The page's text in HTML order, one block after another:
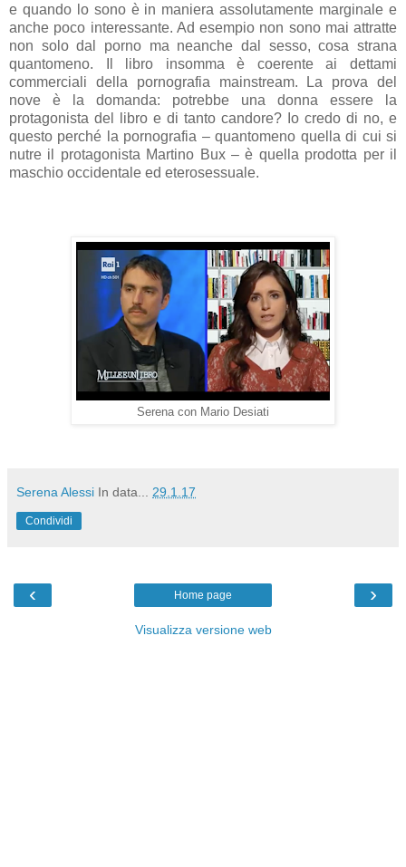
e quando lo sono è in maniera assolutamente marginale e
anche poco interessante. Ad esempio non sono mai attratte
non solo dal porno ma neanche dal sesso, cosa strana
quantomeno. Il libro insomma è coerente ai dettami
commerciali della pornografia mainstream. La prova del
nove è la domanda: potrebbe una donna essere la
protagonista del libro e di tanto candore? Io credo di no, e
questo perché la pornografia – quantomeno quella di cui si
nutre il protagonista Martino Bux – è quella prodotta per il
maschio occidentale ed eterosessuale.
Serena con Mario Desiati
Serena Alessi In data... 29.1.17
Condividi
‹ ›
Home page
Visualizza versione web